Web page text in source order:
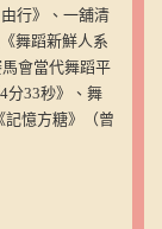
行》、一舖清
舞蹈新鮮人系
會當代舞蹈平
分33秒》、舞
記憶方糖》（曾